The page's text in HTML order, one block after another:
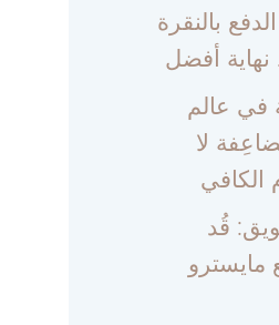
بالنقرة
في عالم
لا
الكافي
قُد
مايسترو